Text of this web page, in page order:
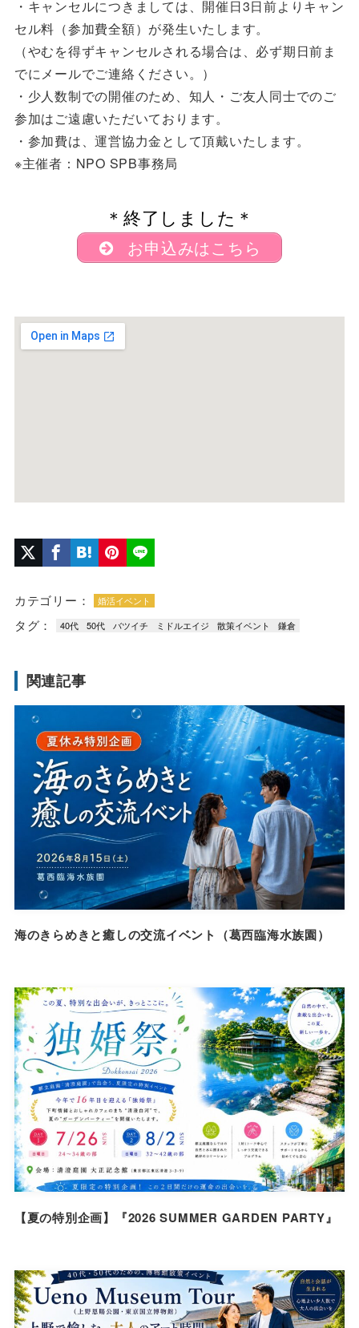
・キャンセルにつきましては、開催日3日前よりキャン
セル料（参加費全額）が発生いたします。
（やむを得ずキャンセルされる場合は、必ず期日前ま
でにメールでご連絡ください。）
・少人数制での開催のため、知人・ご友人同士でのご
参加はご遠慮いただいております。
・参加費は、運営協力金として頂戴いたします。
※主催者：NPO SPB事務局
＊終了しました＊
お申込みはこちら
カテゴリー： 婚活イベント
タグ： 40代 50代 バツイチ ミドルエイジ 散策イベント 鎌倉
関連記事
海のきらめきと癒しの交流イベント（葛西臨海水族園）
【夏の特別企画】『2026 SUMMER GARDEN PARTY』